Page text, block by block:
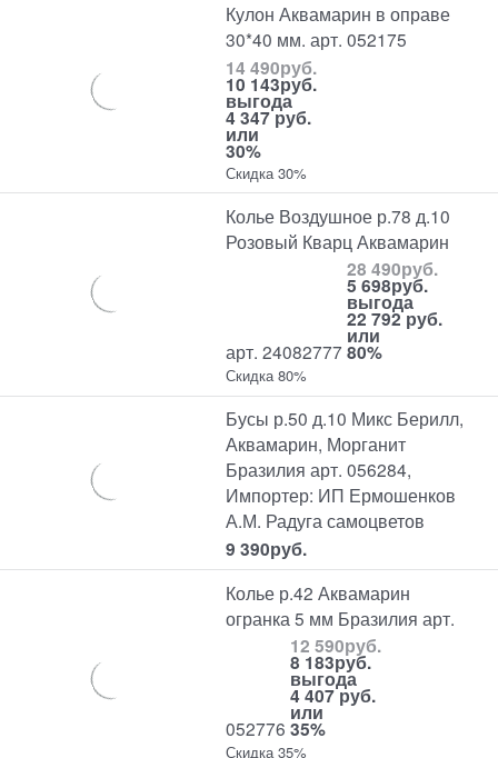
Кулон Аквамарин в оправе
30*40 мм. арт. 052175
14 490руб.
10 143руб.
выгода
4 347 руб.
или
30%
Скидка 30%
Колье Воздушное р.78 д.10
Розовый Кварц Аквамарин
арт. 24082777
28 490руб.
5 698руб.
выгода
22 792 руб.
или
80%
Скидка 80%
Бусы р.50 д.10 Микс Берилл,
Аквамарин, Морганит
Бразилия арт. 056284,
Импортер: ИП Ермошенков
А.М. Радуга самоцветов
9 390руб.
Колье р.42 Аквамарин
огранка 5 мм Бразилия арт.
052776
12 590руб.
8 183руб.
выгода
4 407 руб.
или
35%
Скидка 35%